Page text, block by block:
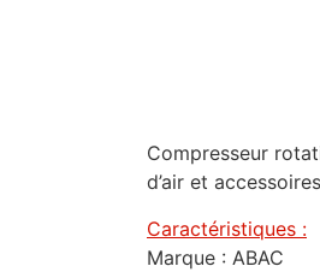
Compresseur
d’air et
Caractéristiques :
Marque : ABAC